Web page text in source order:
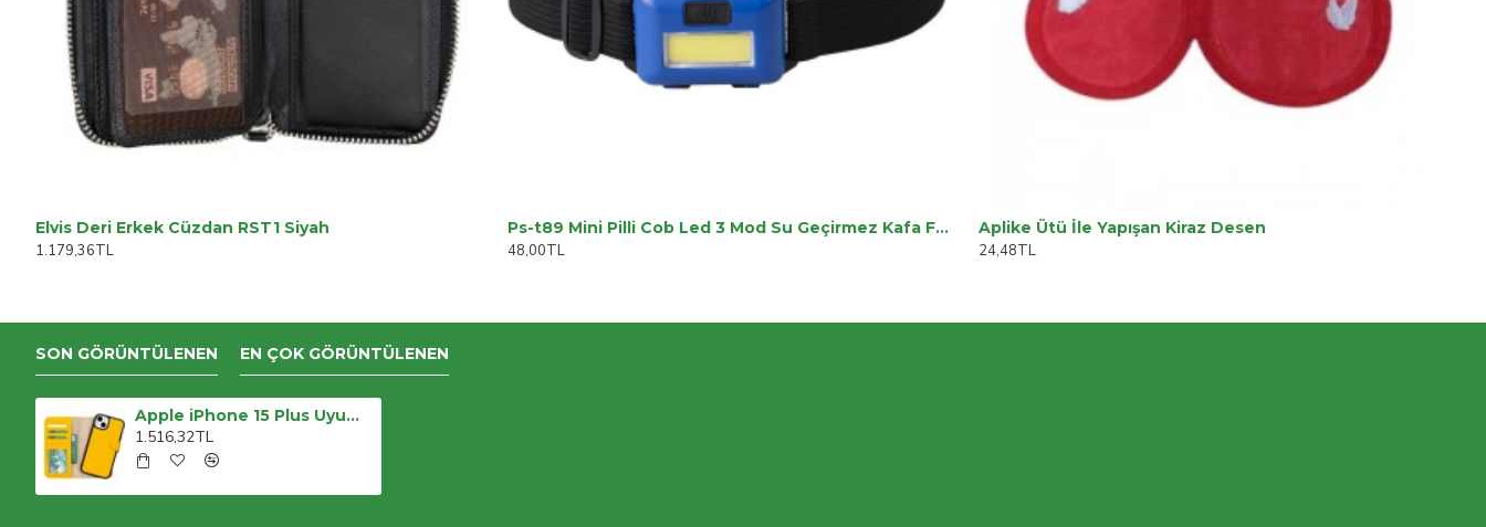
Elvis Deri Erkek Cüzdan RST1 Siyah
1.179,36TL
Ps-t89 Mini Pilli Cob Led 3 Mod Su Geçirmez Kafa Feneri Lambası
48,00TL
Aplike Ütü İle Yapışan Kiraz Desen
24,48TL
SON GÖRÜNTÜLENEN EN ÇOK GÖRÜNTÜLENEN
Apple iPhone 15 Plus Uyumlu Deri Cüzdanlı Kılıf MWWN FL12 Sarı
1.516,32TL